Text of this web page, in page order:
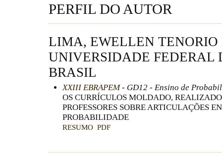
PERFIL DO AUTOR
LIMA, EWELLEN TENORIO
UNIVERSIDADE FEDERAL
BRASIL
XXIII EBRAPEM- GD12 - Ensino de
OS CURRÍCULOS MOLDADO,
PROFESSORES SOBRE ARTICULAÇÕES
PROBABILIDADE
RESUMO PDF